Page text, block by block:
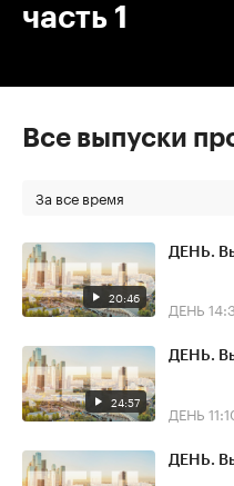
часть 1
Все выпуски
За все время
20:46
ДЕНЬ.
ДЕНЬ
24:57
ДЕНЬ.
ДЕНЬ
ДЕНЬ.